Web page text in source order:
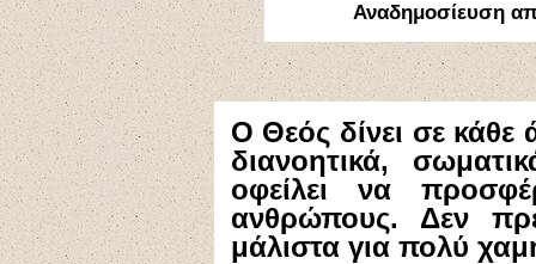
Αναδημοσίευση
Ο Θεός δίνει σε
διανοητικά,
οφείλει να
ανθρώπους. Δεν
μάλιστα για πολύ